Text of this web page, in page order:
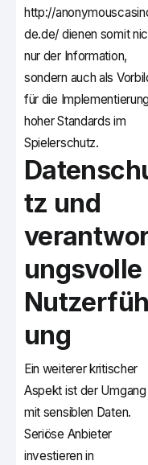
http://
de.de/ dienen somit
nur der Information,
sondern auch als
für die Implementierung
hoher Standards im
Spielerschutz.
tz und
ungsvolle
ung
Ein weiterer kritischer
Aspekt ist der Umgang
mit sensiblen Daten.
Seriöse Anbieter
investieren in